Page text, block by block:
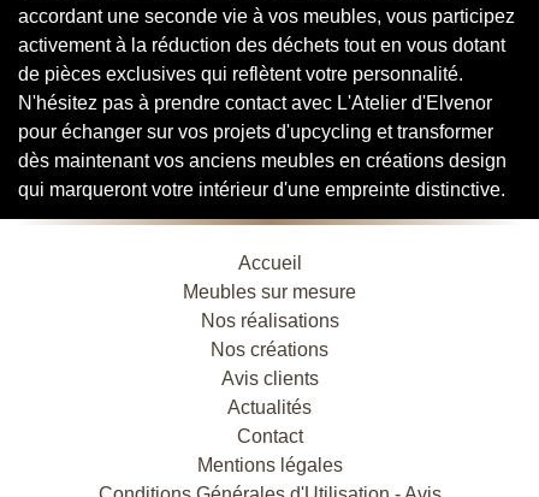
accordant une seconde vie à vos meubles, vous participez
activement à la réduction des déchets tout en vous dotant
de pièces exclusives qui reflètent votre personnalité.
N'hésitez pas à prendre contact avec L'Atelier d'Elvenor
pour échanger sur vos projets d'upcycling et transformer
dès maintenant vos anciens meubles en créations design
qui marqueront votre intérieur d'une empreinte distinctive.
Accueil
Meubles sur mesure
Nos réalisations
Nos créations
Avis clients
Actualités
Contact
Mentions légales